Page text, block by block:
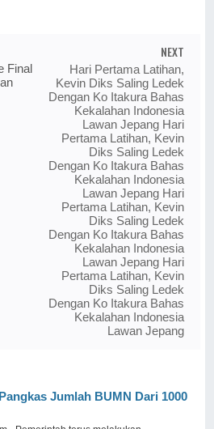
Final
NEXT
Hari Pertama Latihan,
Kevin Diks Saling Ledek
Dengan Ko Itakura Bahas
Kekalahan Indonesia
Lawan Jepang Hari
Pertama Latihan, Kevin
Diks Saling Ledek
Dengan Ko Itakura Bahas
Kekalahan Indonesia
Lawan Jepang Hari
Pertama Latihan, Kevin
Diks Saling Ledek
Dengan Ko Itakura Bahas
Kekalahan Indonesia
Lawan Jepang Hari
Pertama Latihan, Kevin
Diks Saling Ledek
Dengan Ko Itakura Bahas
Kekalahan Indonesia
Lawan Jepang
Jumlah BUMN Dari 1000